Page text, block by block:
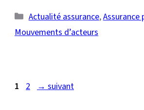
Catégories
Actualité assurance,Assurance
Mouvements d’acteurs
Page
1 Page
2 →suivant